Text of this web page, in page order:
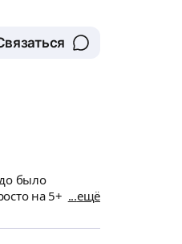
было
на 5+
ещё